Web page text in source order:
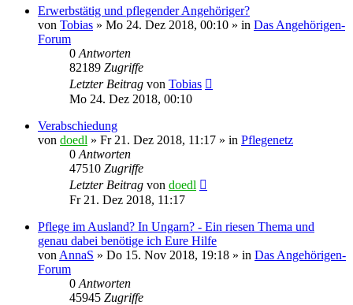
Erwerbstätig und pflegender Angehöriger?
von Tobias » Mo 24. Dez 2018, 00:10 » in Das Angehörigen-
Forum
0 Antworten
82189 Zugriffe
Letzter Beitrag von Tobias
Mo 24. Dez 2018, 00:10
Verabschiedung
von doedl » Fr 21. Dez 2018, 11:17 » in Pflegenetz
0 Antworten
47510 Zugriffe
Letzter Beitrag von doedl
Fr 21. Dez 2018, 11:17
Pflege im Ausland? In Ungarn? - Ein riesen Thema und
genau dabei benötige ich Eure Hilfe
von AnnaS » Do 15. Nov 2018, 19:18 » in Das Angehörigen-
Forum
0 Antworten
45945 Zugriffe